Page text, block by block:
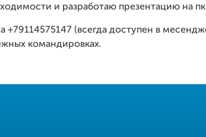
и разработаю презентацию на пк
(всегда доступен в
командировках.